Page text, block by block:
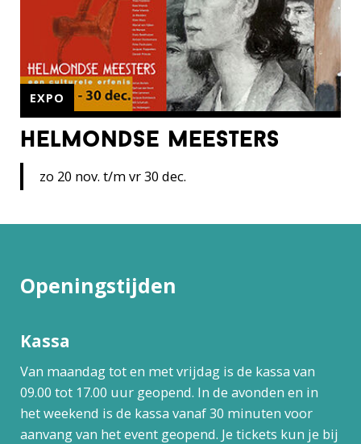
helmondse meesters
EXPO
zo 20 nov. t/m vr 30 dec.
Openingstijden
Kassa
Van maandag tot en met vrijdag is de kassa van
09.00 tot 17.00 uur geopend. In de avonden en in
het weekend is de kassa vanaf 30 minuten voor
aanvang van het event geopend. Je tickets kun je bij